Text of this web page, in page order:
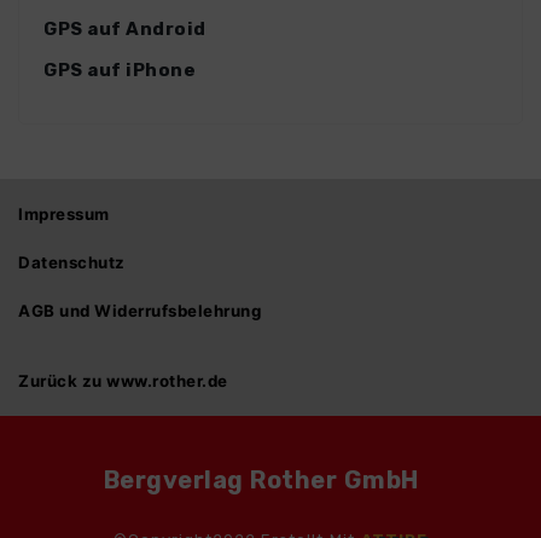
GPS auf Android
GPS auf iPhone
Impressum
Datenschutz
AGB und Widerrufsbelehrung
Zurück zu www.rother.de
Bergverlag Rother GmbH